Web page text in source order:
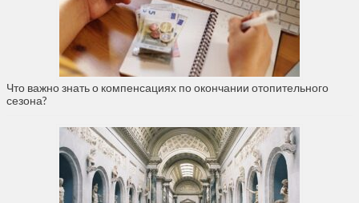
Что важно знать о компенсациях по окончании отопительного
сезона?